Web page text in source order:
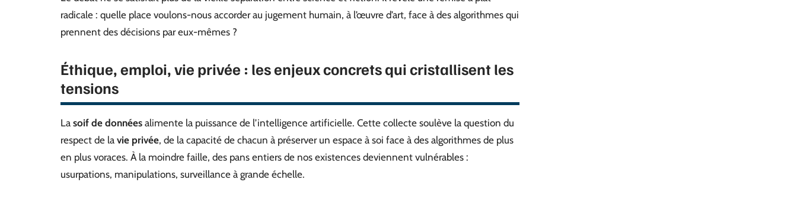
radicale : quelle place voulons-nous accorder au jugement humain, à l’œuvre d’art, face à des algorithmes qui
prennent des décisions par eux-mêmes ?
Éthique, emploi, vie privée : les enjeux concrets qui cristallisent les
tensions
La soif de données alimente la puissance de l’intelligence artificielle. Cette collecte soulève la question du
respect de la vie privée, de la capacité de chacun à préserver un espace à soi face à des algorithmes de plus
en plus voraces. À la moindre faille, des pans entiers de nos existences deviennent vulnérables :
usurpations, manipulations, surveillance à grande échelle.